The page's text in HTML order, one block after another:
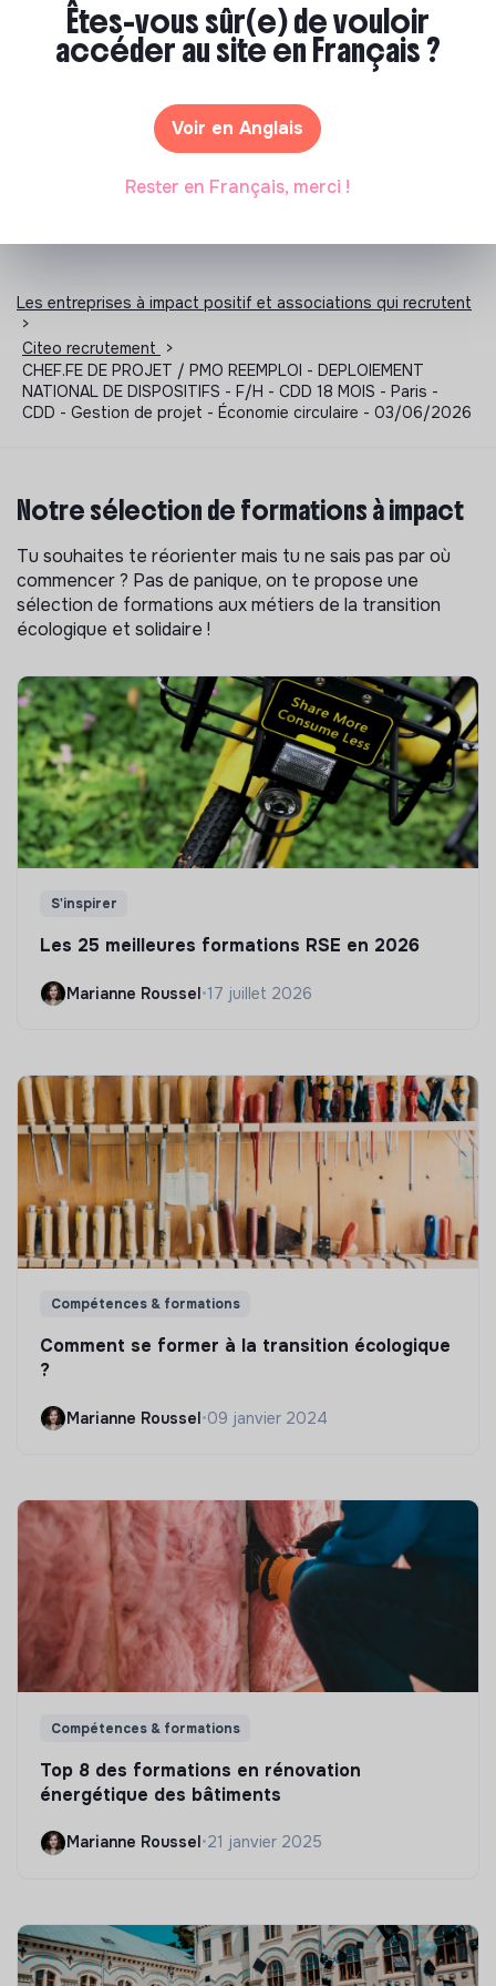
Emploi Culture Emploi Developpement Durable
Emploi Economie Circulaire Emploi Environnement
Les entreprises à impact positif et associations qui recrutent
>
Citeo recrutement
>
CHEF.FE DE PROJET / PMO REEMPLOI - DEPLOIEMENT
NATIONAL DE DISPOSITIFS - F/H - CDD 18 MOIS - Paris -
CDD - Gestion de projet - Économie circulaire - 03/06/2026
Notre sélection de formations à impact
Tu souhaites te réorienter mais tu ne sais pas par où
commencer ? Pas de panique, on te propose une
sélection de formations aux métiers de la transition
écologique et solidaire !
S'inspirer
Les 25 meilleures formations RSE en 2026
Marianne Roussel•17 juillet 2026
Compétences & formations
Comment se former à la transition écologique
?
Marianne Roussel•09 janvier 2024
Compétences & formations
Top 8 des formations en rénovation
énergétique des bâtiments
Marianne Roussel•21 janvier 2025
Êtes-vous sûr(e) de vouloir
accéder au site en Français ?
Voir en Anglais
Rester en Français, merci !